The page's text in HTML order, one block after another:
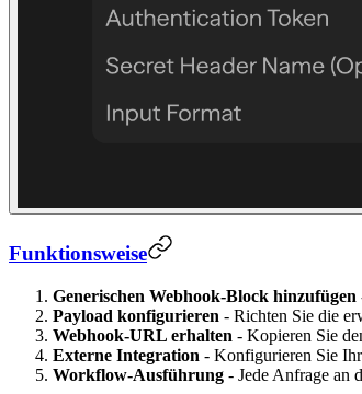
Funktionsweise
Generischen Webhook-Block hinzufügen
Payload konfigurieren - Richten Sie die
Webhook-URL erhalten - Kopieren Sie
Externe Integration - Konfigurieren Sie
Workflow-Ausführung - Jede Anfrage an